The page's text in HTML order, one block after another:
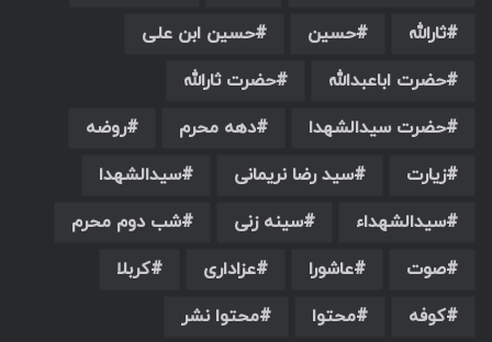
ثارالله
حسین
حسین ابن علی
حضرت اباعبدالله
حضرت ثارالله
حضرت سیدالشهدا
دهه محرم
روضه
زیارت
سید رضا نریمانی
سیدالشهدا
سیدالشهداء
سینه زنی
شب دوم محرم
صوت
عاشورا عزاداری
کربلا
کوفه
محتوا
محتوا نشر